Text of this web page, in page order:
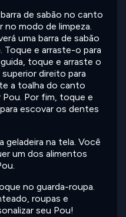
de sabão no canto
no modo de limpeza.
uma barra de sabão
e arraste-o para
toque e arraste o
direito para
a toalha do canto
Por fim, toque e
escovar os dentes
geladeira na tela. Você
um dos alimentos
no guarda-roupa.
roupas e
seu Pou!